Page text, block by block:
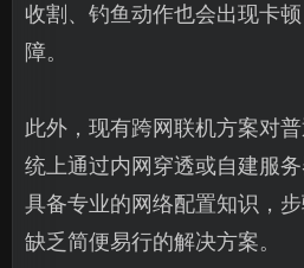
收割、钓鱼动作也会出现卡
障。
此外，现有跨网联机方案对
统上通过内网穿透或自建服
具备专业的网络配置知识，
缺乏简便易行的解决方案。